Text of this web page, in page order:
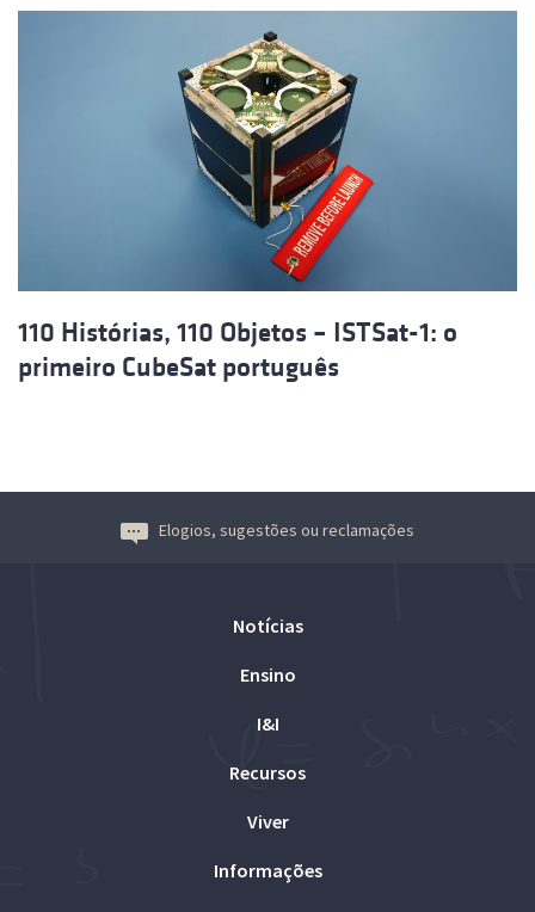
110 Histórias, 110 Objetos – ISTSat-1: o
primeiro CubeSat português
Elogios, sugestões ou reclamações
Notícias
Ensino
I&I
Recursos
Viver
Informações